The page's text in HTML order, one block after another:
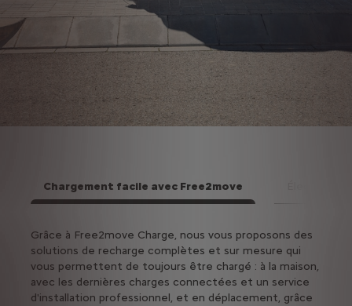
Grâce à Free2move Charge, nous vous proposons des
solutions de recharge complètes et sur mesure qui
vous permettent de toujours être chargé : à la maison,
avec les dernières charges connectées et un service
d'installation professionnel, et en déplacement, grâce
Chargement facile avec Free2move